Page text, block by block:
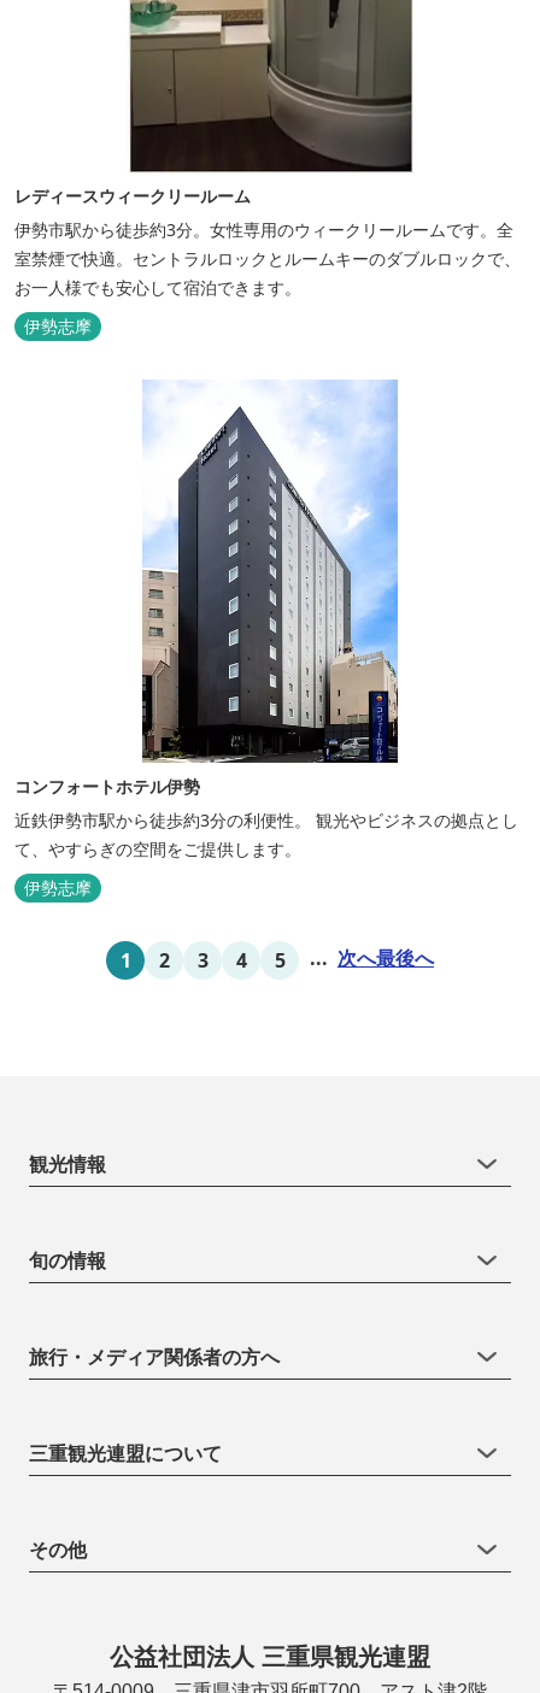
レディースウィークリールーム
伊勢市駅から徒歩約3分。女性専用のウィークリールームです。全
室禁煙で快適。セントラルロックとルームキーのダブルロックで、
お一人様でも安心して宿泊できます。
伊勢志摩
コンフォートホテル伊勢
近鉄伊勢市駅から徒歩約3分の利便性。 観光やビジネスの拠点とし
て、やすらぎの空間をご提供します。
伊勢志摩
1 2 3 4 5 ... 次へ最後へ
観光情報
旬の情報
旅行・メディア関係者の方へ
三重観光連盟について
その他
公益社団法人 三重県観光連盟